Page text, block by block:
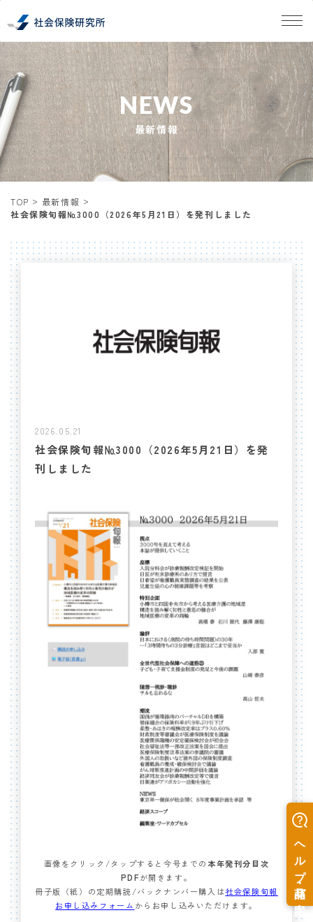
NEWS
最新情報
TOP
最新情報
社会保険旬報№3000（2026年5月21日）を発刊しました
2026.05.21
社会保険旬報№3000（2026年5月21日）を発
刊しました
画像をクリック/タップすると今号までの本年発刊分目次
PDFが開きます。
冊子版（紙）の定期購読/バックナンバー購入は社会保険旬報
お申し込みフォーム からお申し込みいただけます。